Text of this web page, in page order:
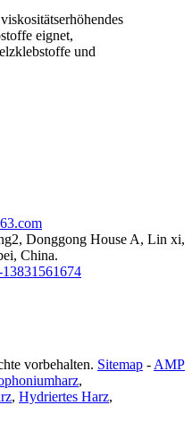
eignet,
und
Donggong House A, Lin xi,
China.
vorbehalten. Sitemap - AMP
,
, Hydriertes Harz,